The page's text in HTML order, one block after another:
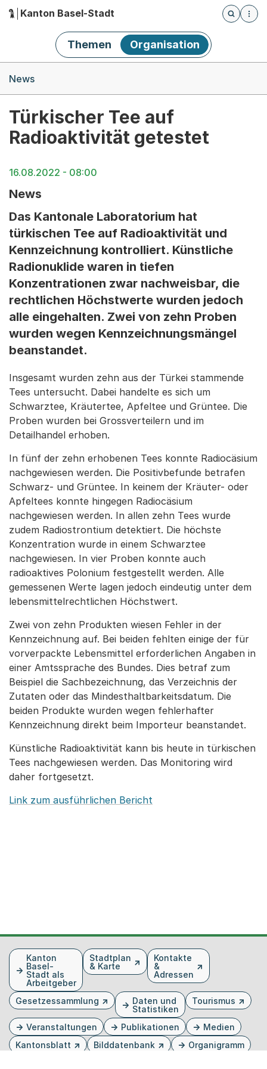
Hauptnavigation
Kanton Basel-Stadt
Öffnet
Themen Organisation
News
Türkischer Tee auf
Radioaktivität getestet
16.08.2022 - 08:00
News
Das Kantonale Laboratorium hat
türkischen Tee auf Radioaktivität und
Kennzeichnung kontrolliert. Künstliche
Radionuklide waren in tiefen
Konzentrationen zwar nachweisbar, die
rechtlichen Höchstwerte wurden jedoch
alle eingehalten. Zwei von zehn Proben
wurden wegen Kennzeichnungsmängel
beanstandet.
Insgesamt wurden zehn aus der Türkei stammende
Tees untersucht. Dabei handelte es sich um
Schwarztee, Kräutertee, Apfeltee und Grüntee. Die
Proben wurden bei Grossverteilern und im
Detailhandel erhoben.
In fünf der zehn erhobenen Tees konnte Radiocäsium
nachgewiesen werden. Die Positivbefunde betrafen
Schwarz- und Grüntee. In keinem der Kräuter- oder
Apfeltees konnte hingegen Radiocäsium
nachgewiesen werden. In allen zehn Tees wurde
zudem Radiostrontium detektiert. Die höchste
Konzentration wurde in einem Schwarztee
nachgewiesen. In vier Proben konnte auch
radioaktives Polonium festgestellt werden. Alle
gemessenen Werte lagen jedoch eindeutig unter dem
lebensmittelrechtlichen Höchstwert.
Zwei von zehn Produkten wiesen Fehler in der
Kennzeichnung auf. Bei beiden fehlten einige der für
vorverpackte Lebensmittel erforderlichen Angaben in
einer Amtssprache des Bundes. Dies betraf zum
Beispiel die Sachbezeichnung, das Verzeichnis der
Zutaten oder das Mindesthaltbarkeitsdatum. Die
beiden Produkte wurden wegen fehlerhafter
Kennzeichnung direkt beim Importeur beanstandet.
Künstliche Radioaktivität kann bis heute in türkischen
Tees nachgewiesen werden. Das Monitoring wird
daher fortgesetzt.
Link zum ausführlichen Bericht
FusszeileKanton
Basel-
Stadt als
Arbeitgeber
Stadtplan
& Karte
Kontakte
&
Adressen
Gesetzessammlung
Daten und
Statistiken
Tourismus
Veranstaltungen Publikationen
Medien
Kantonsblatt
Bilddatenbank
Organigramm